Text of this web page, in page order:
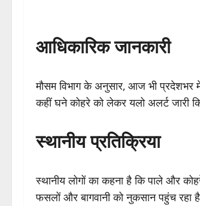
आधिकारिक जानकारी
मौसम विभाग के अनुसार, आज भी प्रदेशभर में
कहीं घने कोहरे को लेकर यलो अलर्ट जारी
स्थानीय प्रतिक्रिया
स्थानीय लोगों का कहना है कि पाले और
फसलों और बागवानी को नुकसान पहुंच रहा